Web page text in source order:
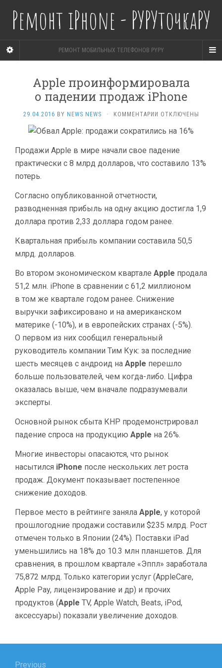
Ремонт iPhone - РУРУточкаРУ
РЕМОНТ МОБИЛЬНЫХ ТЕЛЕФОНОВ PYPY
Apple проинформировала
о падении продаж iPhone
29.04.2016 BY NEWS NEWS · КОММЕНТАРИИ К
APPLE
О ПАДЕНИИ
ПРОДАЖ
ОТКЛЮЧЕНЫ
Продажи Apple в мире начали свое падение
практически с 8 млрд долларов, что составило 13%
потерь.
Согласно опубликованной отчетности,
разводненная прибыль на одну акцию достигла 1,9
доллара против 2,33 доллара годом ранее.
Квартальная прибыль компании составила 50,5
млрд. долларов.
Во втором экономическом квартале Apple продала
51,2 млн. iPhone в сравнении с 61,2 миллионом
в том же квартале годом ранее. Снижение
выручки зафиксировано и на американском
материке (-10%), и в европейских странах (-5%).
О первом из них сообщил генеральный
руководитель компании Тим Кук: за последние
шесть месяцев с андроид на Apple перешло
больше пользователей, чем когда-либо. Цифра
оказалась выше, чем вначале подразумевали
эксперты.
Основной рынок сбыта КНР продемонстрировал
падение спроса на продукцию Apple на 26%.
Многие инвесторы опасаются, что рынок
насытился iPhone после нескольких лет роста
продаж. Документ показывает постепенное
снижение доходов.
Первое место в рейтинге заняла Apple, у которой
прошлогодние продажи составили $235 млрд. Рост
отмечен только в Японии (24%). Поставки iPad
уменьшились на 18% до 10.3 млн планшетов. Для
сравнения, в прошлом квартале «Эппл» заработала
75,872 млрд. Только категории услуг (AppleCare,
Apple Pay, лицензирование и др) и прочих
продуктов (Apple TV, Apple Watch, Beats, iPod,
аксессуары) показали увеличение доходов.
Previous